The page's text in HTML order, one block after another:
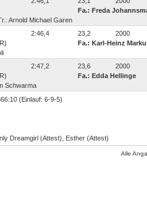
Fa.: Freda
Arnold Michael Garen
2:46,4 23,2 2000
Fa.: Karl-Heinz
2:47,2 23,6 2000
Fa.: Edda Hellinge
Schwarma
(Einlauf: 6-9-5)
Dreamgirl (Attest), Esther (Attest)
Alle